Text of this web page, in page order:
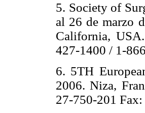
5. Society of
al 26 de marzo
California,
427-1400 / 1-
6. 5TH
2006. Niza,
27-750-201